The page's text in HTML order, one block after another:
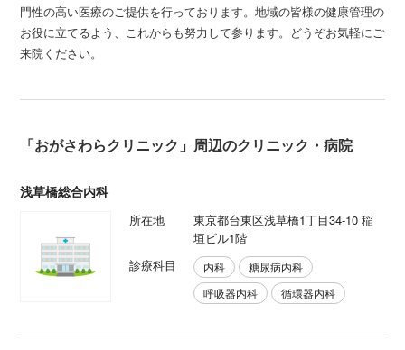
門性の高い医療のご提供を行っております。地域の皆様の健康管理の
お役に立てるよう、これからも努力して参ります。どうぞお気軽にご
来院ください。
「おがさわらクリニック」周辺のクリニック・病院
浅草橋総合内科
所在地
東京都台東区浅草橋1丁目34-10 稲
垣ビル1階
診療科目
内科
糖尿病内科
呼吸器内科
循環器内科